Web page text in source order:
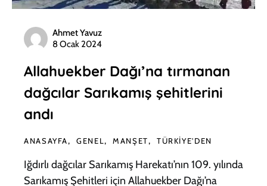
Ahmet Yavuz
8 Ocak 2024
Allahuekber Dağı’na tırmanan
dağcılar Sarıkamış şehitlerini
andı
ANASAYFA GENEL MANŞET TÜRKIYE'DEN
Iğdırlı dağcılar Sarıkamış Harekatı’nın 109. yılında
Sarıkamış Şehitleri için Allahuekber Dağı’na